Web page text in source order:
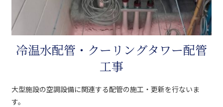
冷温水配管・クーリングタワー配管
工事
大型施設の空調設備に関連する配管の施工・更新を行ないま
す。